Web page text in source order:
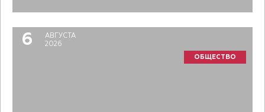
6
АВГУСТА
2026
ОБЩЕСТВО